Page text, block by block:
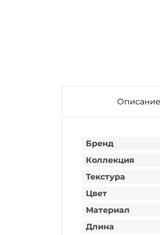
Бренд
Коллекция
Текстура
Цвет
Материал
Длина